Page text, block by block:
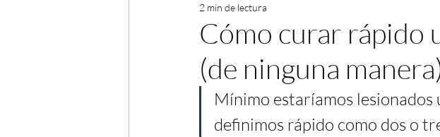
Cómo curar rápido
(de ninguna
2 min de lectura
Mínimo estaríamos lesionados
definimos rápido como dos o